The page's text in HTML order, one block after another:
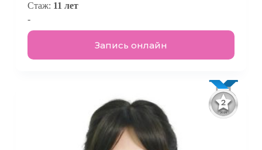
Стаж: 11 лет
-
Запись онлайн